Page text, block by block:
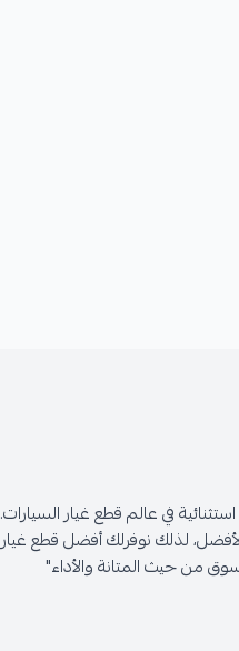
في عالم قطع غيار السيارات.
لذلك نوفرلك أفضل قطع غيار
من حيث المتانة والأداء"